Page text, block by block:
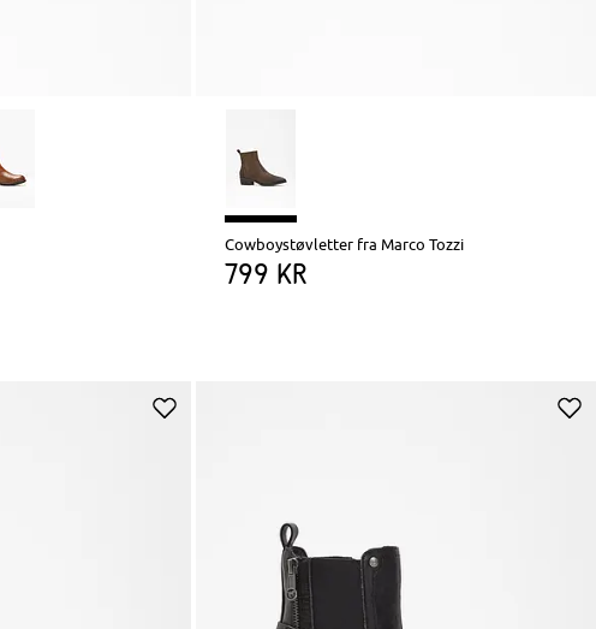
Cowboystøvletter fra Marco Tozzi
799 kr